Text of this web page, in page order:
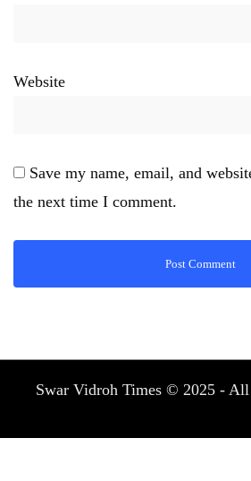
Website
Save my name, email, and
the next time I comment.
Swar Vidroh Times © 2025 - All